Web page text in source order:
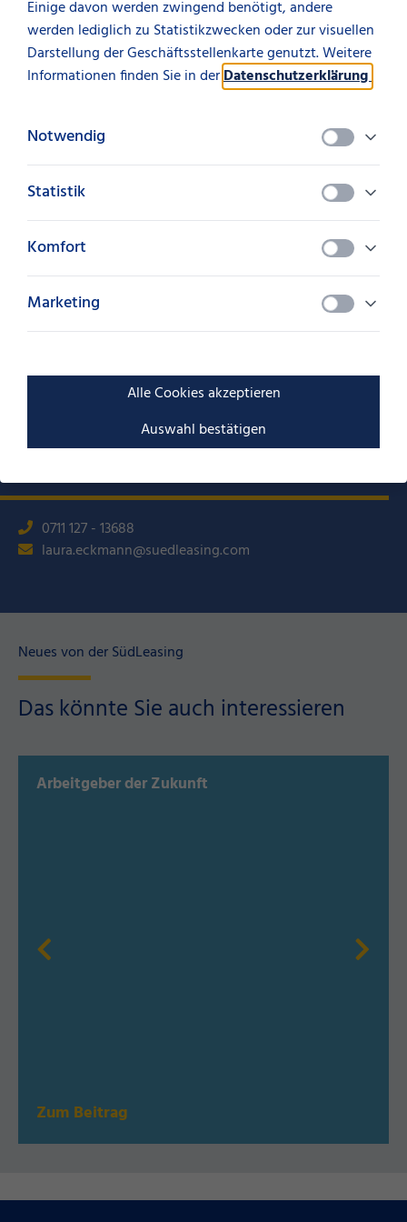
Einige davon werden zwingend benötigt, andere
werden lediglich zu Statistikzwecken oder zur visuellen
Darstellung der Geschäftsstellenkarte genutzt. Weitere
Informationen finden Sie in derDatenschutzerklärung
Notwendig
Statistik
Komfort
Marketing
Alle Cookies akzeptieren
Auswahl bestätigen
teilen
Lassen Sie sich einfach von uns
Ihre Ansprechpartnerin:
Mona Mack
mona.mack@suedleasing.com
Ihre Ansprechpartnerin:
0711 127 - 13688
laura.eckmann@suedleasing.com
Neues von der SüdLeasing
Das könnte Sie auch interessieren
Arbeitgeber der Zukunft
Zum Beitrag